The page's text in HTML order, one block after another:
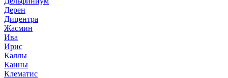
Дерен
Дицентра
Жасмин
Ива
Ирис
Каллы
Канны
Клематис